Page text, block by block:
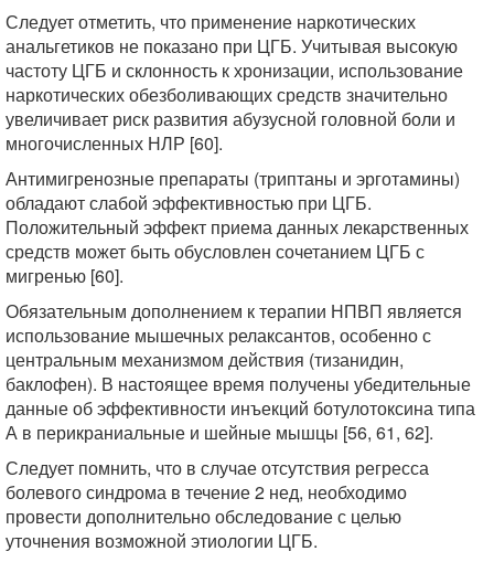
Следует отметить, что применение наркотических
анальгетиков не показано при ЦГБ. Учитывая высокую
частоту ЦГБ и склонность к хронизации, использование
наркотических обезболивающих средств значительно
увеличивает риск развития абузусной головной боли и
многочисленных НЛР [60].
Антимигренозные препараты (триптаны и эрготамины)
обладают слабой эффективностью при ЦГБ.
Положительный эффект приема данных лекарственных
средств может быть обусловлен сочетанием ЦГБ с
мигренью [60].
Обязательным дополнением к терапии НПВП является
использование мышечных релаксантов, особенно с
центральным механизмом действия (тизанидин,
баклофен). В настоящее время получены убедительные
данные об эффективности инъекций ботулотоксина типа
А в перикраниальные и шейные мышцы [56, 61, 62].
Следует помнить, что в случае отсутствия регресса
болевого синдрома в течение 2 нед, необходимо
провести дополнительно обследование с целью
уточнения возможной этиологии ЦГБ.